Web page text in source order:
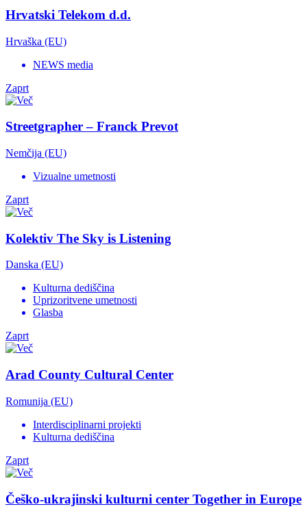
Hrvatski Telekom d.d.
Hrvaška (EU)
NEWS media
Zaprt
Streetgrapher – Franck Prevot
Nemčija (EU)
Vizualne umetnosti
Zaprt
Kolektiv The Sky is Listening
Danska (EU)
Kulturna dediščina
Uprizoritvene umetnosti
Glasba
Zaprt
Arad County Cultural Center
Romunija (EU)
Interdisciplinarni projekti
Kulturna dediščina
Zaprt
Češko-ukrajinski kulturni center Together in Europe